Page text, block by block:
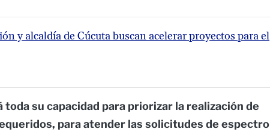
y alcaldía de Cúcuta buscan acelerar proyectos para el
toda su capacidad para priorizar la realización de
para atender las solicitudes de espectro